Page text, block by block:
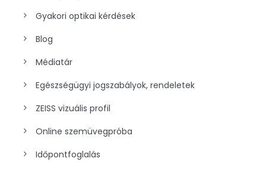
Gyakori optikai kérdések
Blog
Médiatár
Egészségügyi jogszabályok, rendeletek
ZEISS vizuális profil
Online szemüvegpróba
Időpontfoglalás